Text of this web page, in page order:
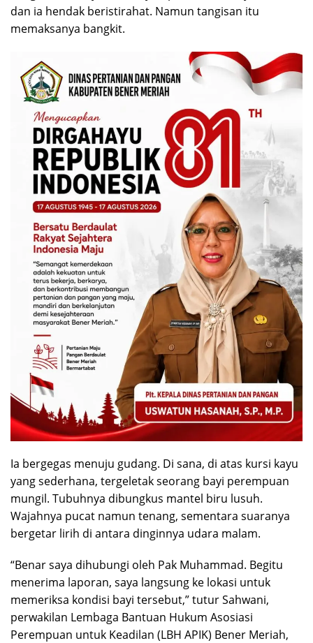
dan ia hendak beristirahat. Namun tangisan itu
memaksanya bangkit.
Ia bergegas menuju gudang. Di sana, di atas kursi kayu
yang sederhana, tergeletak seorang bayi perempuan
mungil. Tubuhnya dibungkus mantel biru lusuh.
Wajahnya pucat namun tenang, sementara suaranya
bergetar lirih di antara dinginnya udara malam.
“Benar saya dihubungi oleh Pak Muhammad. Begitu
menerima laporan, saya langsung ke lokasi untuk
memeriksa kondisi bayi tersebut,” tutur Sahwani,
perwakilan Lembaga Bantuan Hukum Asosiasi
Perempuan untuk Keadilan (LBH APIK) Bener Meriah,